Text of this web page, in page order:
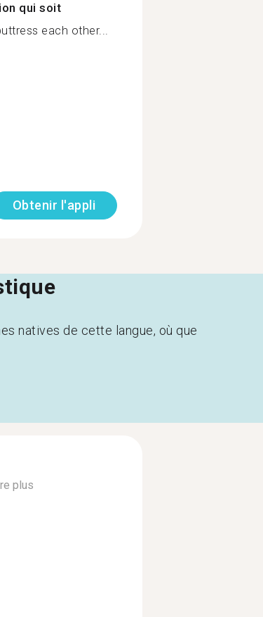
qui soit
each other...
Obtenir l'appli
natives de cette langue, où que
plus